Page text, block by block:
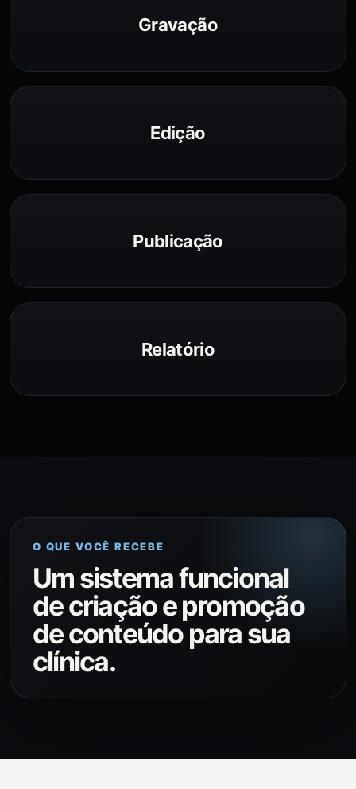
Gravação
Edição
Publicação
Relatório
O QUE VOCÊ RECEBE
Um sistema funcional
de criação e promoção
de conteúdo para sua
clínica.